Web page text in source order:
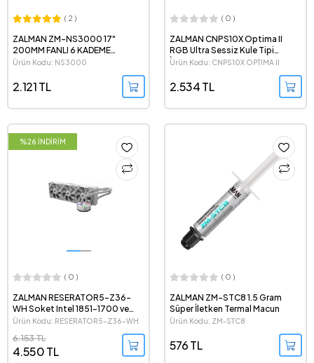
( 2 )
ZALMAN ZM-NS3000 17"
200MM FANLI 6 KADEME
YUKSEKLIK AYARLI Tyep-C DATA
VE SOGUTUCU
Ürün Kodu: NS3000
2.121 TL
( 0 )
ZALMAN CNPS10X Optima II
RGB Ultra Sessiz Kule Tipi
İşlemci Soğutucu
Ürün Kodu: CNPS10X OPTIMA II
2.534 TL
%26 İNDİRİM
( 0 )
ZALMAN RESERATOR5-Z36-
WH Soket Intel 1851-1700 ve
AMD AM5 destekli, 360mm
Ürün Kodu: RESERATOR5-Z36-WH
4.550 TL
6.153 TL
( 0 )
ZALMAN ZM-STC8 1.5 Gram
Süper İletken Termal Macun
Ürün Kodu: ZM-STC8
576 TL